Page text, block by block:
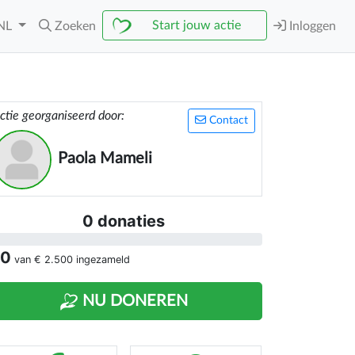
Zoeken Start jouw actie Inloggen
Contact
georganiseerd door:
Paola Mameli
0 donaties
van € 2.500 ingezameld
NU DONEREN